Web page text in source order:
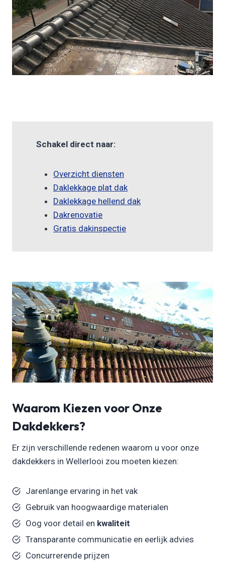
Schakel direct naar:
Overzicht diensten
Daklekkage plat dak
Daklekkage hellend dak
Dakrenovatie
Gratis dakinspectie
Waarom Kiezen voor Onze
Dakdekkers?
Er zijn verschillende redenen waarom u voor onze
dakdekkers in Wellerlooi zou moeten kiezen:
Jarenlange ervaring in het vak
Gebruik van hoogwaardige materialen
Oog voor detail en kwaliteit
Transparante communicatie en eerlijk advies
Concurrerende prijzen